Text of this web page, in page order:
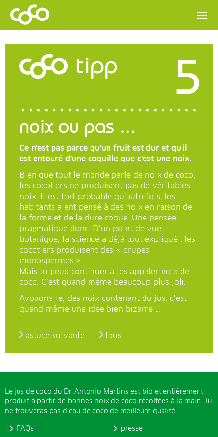
tipp 5
noix ou pas ...
Ce n'est pas parce qu'un fruit est dur et qu'il
est entouré d'une coquille que c'est une noix.
Bien que tout le monde parle de noix de coco,
les cocotiers ne produisent pas de véritables
noix. Il est fort probable qu’autrefois, les
habitants aient pensé à des noix en raison de
la forme et de la dure coque. Une pensée
pragmatique donc. D’un point de vue
botanique, la science a déjà tout expliqué : les
cocotiers produisent des « drupes
monospermes ».
Mais tu peux continuer à les appeler noix de
coco. C’est quand même beaucoup plus joli.
Avouons-le, des noix contenant du jus, c’est
quand même une idée bien bizarre …
astuce suivante tous
Le jus de coco du Dr. Antonio Martins est bio et entièrement
produit à partir de bonnes noix de coco récoltées à la main. Tu
ne trouveras pas d’eau de coco de meilleure qualité.
FAQs presse